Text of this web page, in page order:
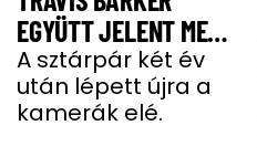
EGYÜTT JELENT MEG
A VÖRÖS SZŐNYEGEN
A sztárpár két év
után lépett újra a
kamerák elé.